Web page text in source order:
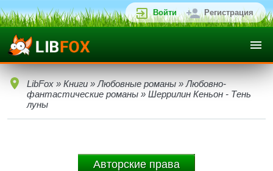
Войти Регистрация
LibFox » Книги » Любовные романы » Любовно-
фантастические романы » Шеррилин Кеньон - Тень
луны
Авторские права